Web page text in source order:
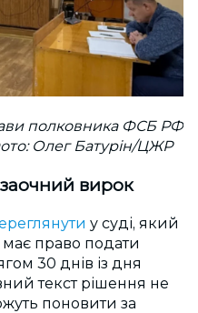
полковника ФСБ РФ
Олег Батурін/ЦЖР
вирок
у суді, який
має право подати
30 днів із дня
текст рішення не
поновити за